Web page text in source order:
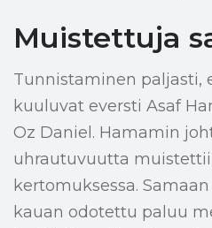
Muistettuja
Tunnistaminen paljasti,
kuuluvat eversti Asaf
Oz Daniel. Hamamin
uhrautuvuutta
kertomuksessa.
kauan odotettu paluu